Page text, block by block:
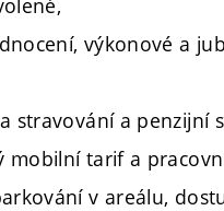
výkonové a
stravování a penzijní
mobilní tarif a
v areálu,